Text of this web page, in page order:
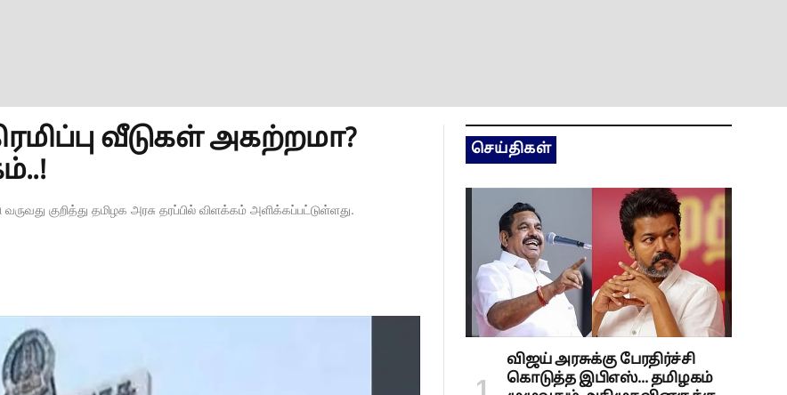
வீடுகள் அகற்றமா?
குறித்து தமிழக அரசு தரப்பில் விளக்கம் அளிக்கப்பட்டுள்ளது.
செய்திகள்
விஜய் அரசுக்கு பேரதிர்ச்சி
கொடுத்த இபிஎஸ்... தமிழகம்